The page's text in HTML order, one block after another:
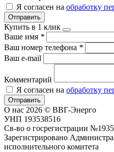
Я согласен на обработку
Отправить
Купить в 1 клик
Ваше имя *
Ваш номер телефона *
Ваш e-mail
Комментарий
Я согласен на обработку
Отправить
О нас 2026 © ВВГ-Энерго
УНП 193538516
Св-во о госрегистрации
Зарегистрировано
исполнительного комитета